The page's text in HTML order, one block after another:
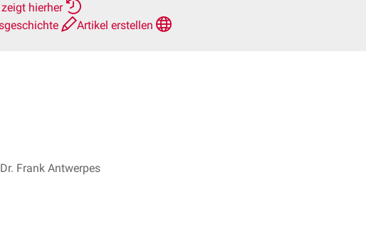
hierher
Artikel erstellen
Frank Antwerpes